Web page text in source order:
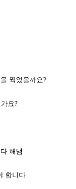
찍었을까요?
요?
해냄
합니다